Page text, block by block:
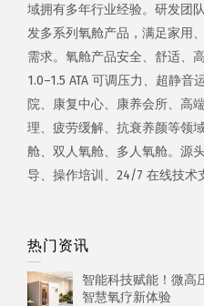
域拥有多年行业经验。研发团
发多系列氧舱产品，满足家用
需求。氧舱产品安全、舒适、
1.0–1.5 ATA 可调压力、超静
院、康复中心、康养会所、高
理、疲劳缓解、抗衰养颜等领
舱、双人氧舱、多人氧舱。源
导、操作培训、24/7 在线技术
热门资讯
智能科技赋能！微高
智慧氧疗新体验